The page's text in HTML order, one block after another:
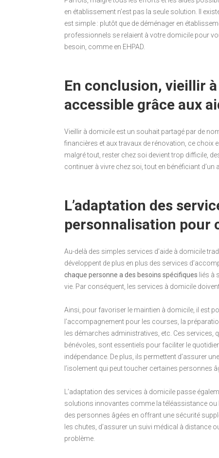
en établissement n’est pas la seule solution. Il
est simple : plutôt que de déménager en
professionnels se relaient à votre domicile pour
besoin, comme en EHPAD.
En conclusion, vieillir
accessible grâce aux
Vieillir à domicile est un souhait partagé par de
financières et aux travaux de rénovation, ce choix
malgré tout, rester chez soi devient trop difficile,
continuer à vivre chez soi, tout en bénéficiant d’un
L’adaptation des
personnalisation pour
Au-delà des simples services d’aide à domicile
développent de plus en plus des services
chaque personne a des besoins spécifiques liés à
vie. Par conséquent, les services à domicile
Ainsi, pour favoriser le maintien à domicile, il est
l’accompagnement pour les courses, la
les démarches administratives, etc. Ces
bénévoles, sont essentiels pour faciliter le
indépendance. De plus, ils permettent d’assurer
l’isolement qui peut toucher certaines personnes
L’adaptation des services à domicile passe
solutions innovantes comme la téléassistance
des personnes âgées en offrant une sécurité
les chutes, d’assurer un suivi médical à distance
problème.